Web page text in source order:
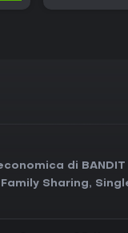
di BANDIT
Family Sharing,